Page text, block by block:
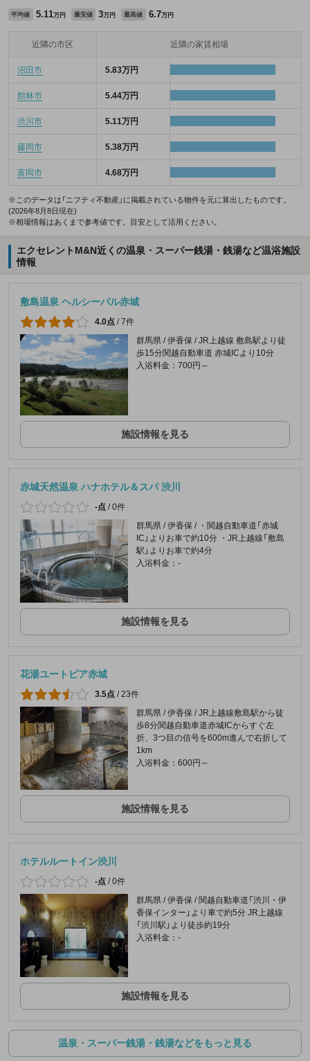
平均値 5.11万円 最安値 3万円 最高値 6.7万円
近隣の市区 近隣の家賃相場
沼田市 5.83万円
館林市 5.44万円
渋川市 5.11万円
藤岡市 5.38万円
富岡市 4.68万円
※このデータは「ニフティ不動産」に掲載されている物件を元に算出したものです。
(2026年8月8日現在)
※相場情報はあくまで参考値です。目安として活用ください。
エクセレントM&N近くの温泉・スーパー銭湯・銭湯など温浴施設
情報
敷島温泉 ヘルシーパル赤城
4.0点 /7件
群馬県 / 伊香保 / JR上越線 敷島駅より徒
歩15分関越自動車道 赤城ICより10分
入浴料金：700円～
施設情報を見る
赤城天然温泉 ハナホテル＆スパ 渋川
-点 /0件
群馬県 / 伊香保 / ・関越自動車道「赤城
IC」よりお車で約10分 ・JR上越線「敷島
駅」よりお車で約4分
入浴料金：-
施設情報を見る
花湯ユートピア赤城
3.5点 / 23件
群馬県 / 伊香保 / JR上越線敷島駅から徒
歩8分関越自動車道赤城ICからすぐ左
折、3つ目の信号を600m進んで右折して
1km
入浴料金：600円～
施設情報を見る
ホテルルートイン渋川
-点 /0件
群馬県 / 伊香保 / 関越自動車道「渋川・伊
香保インター」より車で約5分 JR上越線
「渋川駅」より徒歩約19分
入浴料金：-
施設情報を見る
温泉・スーパー銭湯・銭湯などをもっと見る